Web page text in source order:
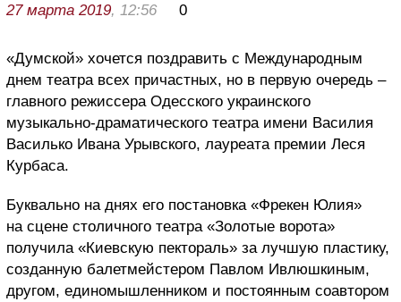
27 марта 2019, 12:56 0
«Думской» хочется поздравить с Международным
днем театра всех причастных, но в первую очередь –
главного режиссера Одесского украинского
музыкально-драматического театра имени Василия
Василько Ивана Урывского, лауреата премии Леся
Курбаса.
Буквально на днях его постановка «Фрекен Юлия»
на сцене столичного театра «Золотые ворота»
получила «Киевскую пектораль» за лучшую пластику,
созданную балетмейстером Павлом Ивлюшкиным,
другом, единомышленником и постоянным соавтором